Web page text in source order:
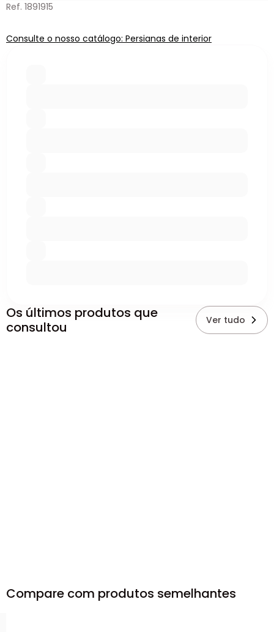
Ref. 1891915
Consulte o nosso catálogo: Persianas de interior
Os últimos produtos que
consultou
Ver tudo
Compare com produtos semelhantes